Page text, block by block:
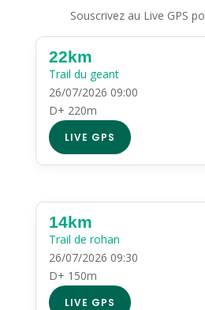
Souscrivez au Live GPS
22km
Trail du geant
26/07/2026 09:00
D+ 220m
LIVE GPS
14km
Trail de rohan
26/07/2026 09:30
D+ 150m
LIVE GPS